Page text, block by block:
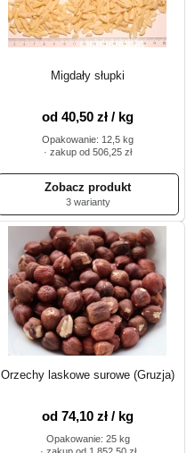
Migdały słupki
od 40,50 zł / kg
Opakowanie: 12,5 kg
· zakup od 506,25 zł
3 warianty
Orzechy laskowe surowe (Gruzja)
od 74,10 zł / kg
Opakowanie: 25 kg